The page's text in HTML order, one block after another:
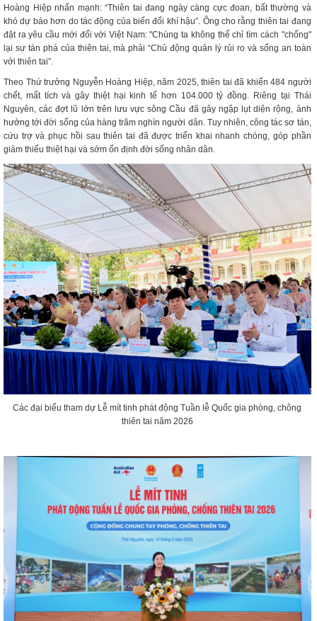
Hoàng Hiệp nhấn mạnh: “Thiên tai đang ngày càng cực đoan, bất thường và
khó dự báo hơn do tác động của biến đổi khí hậu”. Ông cho rằng thiên tai đang
đặt ra yêu cầu mới đối với Việt Nam: "Chúng ta không thể chỉ tìm cách "chống"
lại sự tàn phá của thiên tai, mà phải “Chủ động quản lý rủi ro và sống an toàn
với thiên tai”.
Theo Thứ trưởng Nguyễn Hoàng Hiệp, năm 2025, thiên tai đã khiến 484 người
chết, mất tích và gây thiệt hại kinh tế hơn 104.000 tỷ đồng. Riêng tại Thái
Nguyên, các đợt lũ lớn trên lưu vực sông Cầu đã gây ngập lụt diện rộng, ảnh
hưởng tới đời sống của hàng trăm nghìn người dân. Tuy nhiên, công tác sơ tán,
cứu trợ và phục hồi sau thiên tai đã được triển khai nhanh chóng, góp phần
giảm thiểu thiệt hại và sớm ổn định đời sống nhân dân.
Các đại biểu tham dự Lễ mít tinh phát động Tuần lễ Quốc gia phòng, chông
thiên tai năm 2026